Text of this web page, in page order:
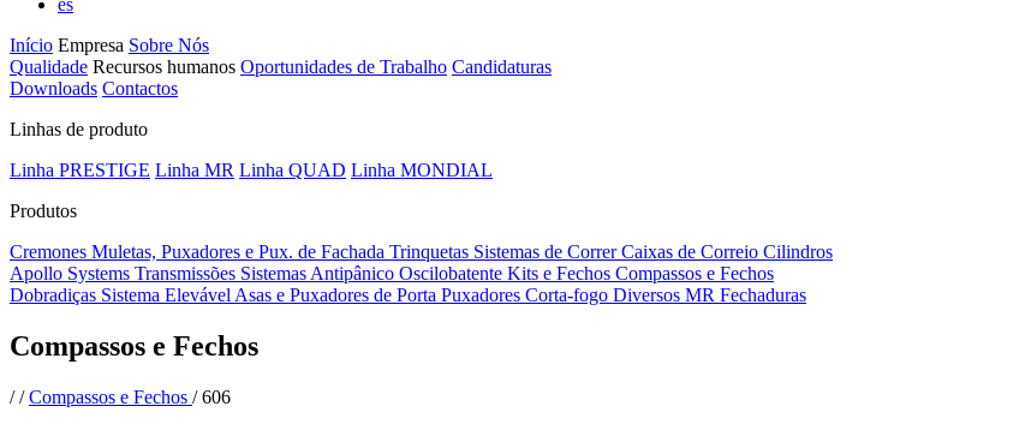
es
Início Empresa Sobre Nós
Qualidade Recursos humanos Oportunidades de Trabalho Candidaturas
Downloads Contactos
Linhas de produto
Linha PRESTIGE Linha MR Linha QUAD Linha MONDIAL
Produtos
Cremones Muletas, Puxadores e Pux. de Fachada Trinquetas Sistemas de CorrerCaixas de Correio Cilindros
Apollo Systems Transmissões Sistemas Antipânico Oscilobatente Kits e Fechos Compassos e Fechos
Dobradiças Sistema Elevável Asas e Puxadores de Porta Puxadores Corta-fogo Diversos MR Fechaduras
Compassos e Fechos
//Compassos e Fechos /606